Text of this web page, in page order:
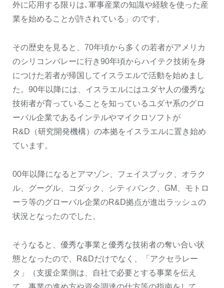
外に応用する限りは､軍事産業の知識や経験を使った産
業を始めることが許されている」のです。
その歴史を見ると、70年頃から多くの若者がアメリカ
のシリコンバレーに行き90年頃からハイテク技術を身
につけた若者が帰国してイスラエルで活動を始めまし
た。90年以降には、イスラエルにはユダヤ人の優秀な
技術者が育っていることを知っているユダヤ系のグロ
ーバル企業であるインテルやマイクロソフトが
R&D（研究開発機構）の本拠をイスラエルに置き始め
ています。
00年以降になるとアマゾン、フェイスブック、オラク
ル、グーグル、コダック、シティバンク、GM、モトロ
ーラ等のグローバル企業のR&D拠点が進出ラッシュの
状況となったのでした。
そうなると、優秀な事業と優秀な技術者の奪い合い状
態となったので、R&Dだけでなく、「アクセラレー
タ」（支援企業側は、自社で必要とする事業を伝え